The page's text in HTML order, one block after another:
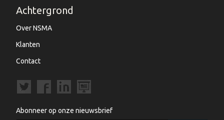
Achtergrond
Over NSMA
Klanten
Contact
Abonneer op onze nieuwsbrief